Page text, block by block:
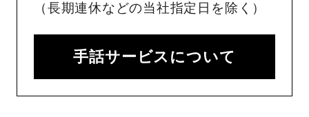
（長期連休などの当社指定日を除く）
手話サービスについて